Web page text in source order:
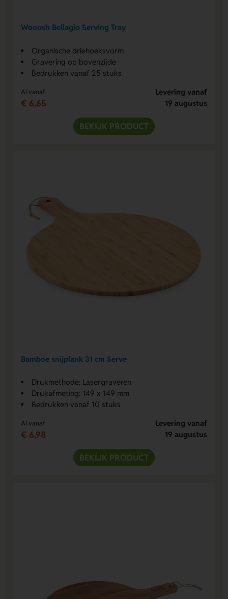
Wooosh Bellagio Serving Tray
Organische driehoeksvorm
Gravering op bovenzijde
Bedrukken vanaf 25 stuks
Al vanaf
€ 6,65
Levering vanaf
19 augustus
BEKIJK PRODUCT
Bamboe snijplank 31 cm Serve
Drukmethode: Lasergraveren
Drukafmeting: 149 x 149 mm
Bedrukken vanaf 10 stuks
Al vanaf
€ 6,98
Levering vanaf
19 augustus
BEKIJK PRODUCT